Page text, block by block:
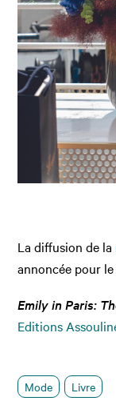
La diffusion de la
annoncée pour
Emily in Paris:
Editions
Mode Livre